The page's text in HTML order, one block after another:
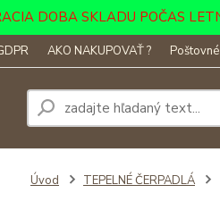
DOBA SKLADU POČAS
AKO NAKUPOVAŤ ?
Úvod TEPELNÉ ČERPADLÁ